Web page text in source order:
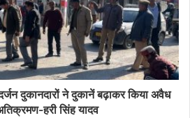
दुकानदारों ने दुकानें बढ़ाकर किया अवैध
हरी सिंह यादव